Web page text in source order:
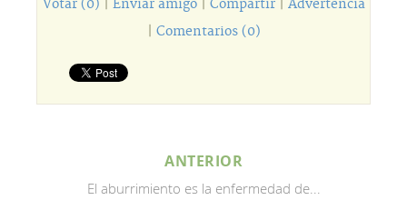
Votar (0) Enviar amigo| Compartir| Advertencia
Comentarios (0)
ANTERIOR
El aburrimiento es la enfermedad de...